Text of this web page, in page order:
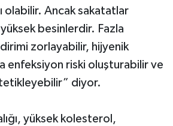
olabilir. Ancak sakatatlar
besinlerdir. Fazla
zorlayabilir, hijyenik
enfeksiyon riski oluşturabilir ve
tetikleyebilir” diyor.
yüksek kolesterol,